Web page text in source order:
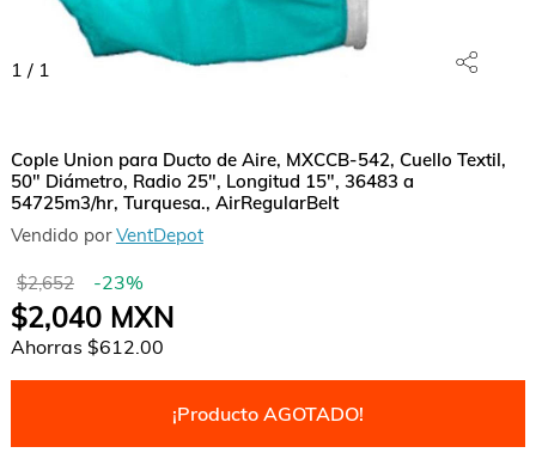
1 / 1
Cople Union para Ducto de Aire, MXCCB-542, Cuello Textil,
50" Diámetro, Radio 25", Longitud 15", 36483 a
54725m3/hr, Turquesa., AirRegularBelt
Vendido porVentDepot
$2,652 -23%
$2,040MXN
Ahorras $612.00
¡Producto AGOTADO!